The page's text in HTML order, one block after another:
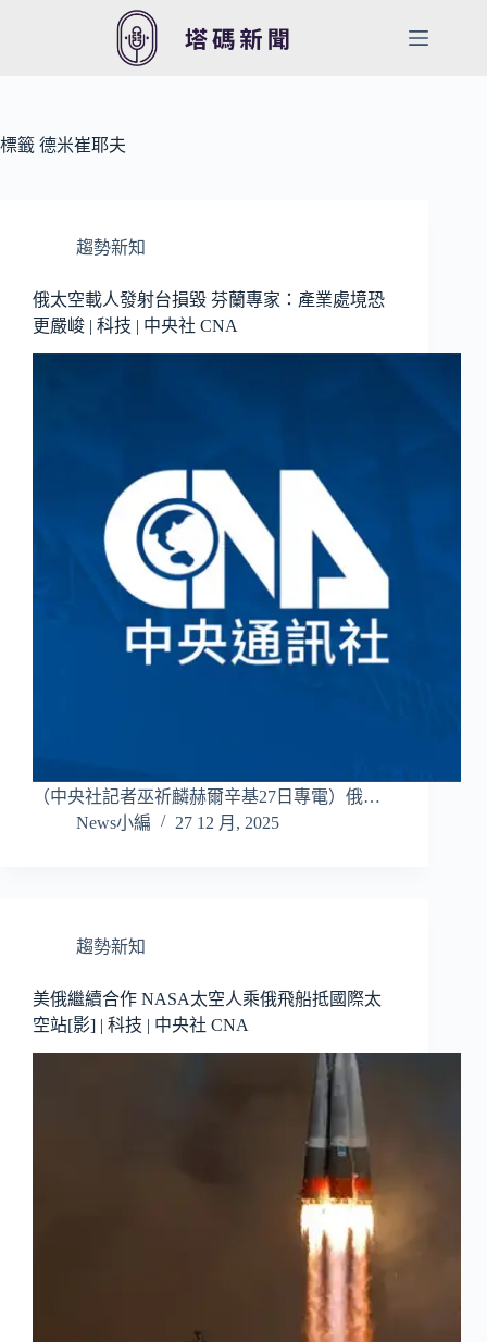
容
標籤 德米崔耶夫
趨勢新知
俄太空載人發射台損毀 芬蘭專家：產業處境恐
更嚴峻 | 科技 | 中央社 CNA
（中央社記者巫祈麟赫爾辛基27日專電）俄…
News小編
27 12 月, 2025
趨勢新知
美俄繼續合作 NASA太空人乘俄飛船抵國際太
空站[影] | 科技 | 中央社 CNA